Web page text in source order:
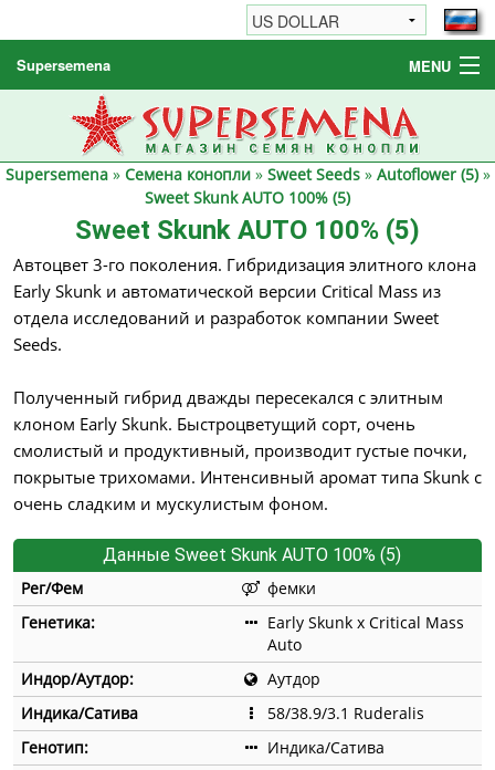
Supersemena MENU
Семена конопли
Другие товары
Как заказать / FAQ
Supersemena» Семена конопли» Sweet Seeds» Autoflower (5)»
Sweet Skunk AUTO 100% (5)
Sweet Skunk AUTO 100% (5)
Автоцвет 3-го поколения. Гибридизация элитного клона
Early Skunk и автоматической версии Critical Mass из
отдела исследований и разработок компании Sweet
Seeds.
Полученный гибрид дважды пересекался с элитным
клоном Early Skunk. Быстроцветущий сорт, очень
смолистый и продуктивный, производит густые почки,
покрытые трихомами. Интенсивный аромат типа Skunk с
очень сладким и мускулистым фоном.
Данные Sweet Skunk AUTO 100% (5)
Рег/Фем
фемки
Генетика:
Early Skunk x Critical Mass
Auto
Индор/Аутдор:
Аутдор
Индика/Сатива
58/38.9/3.1 Ruderalis
Генотип:
Индика/Сатива